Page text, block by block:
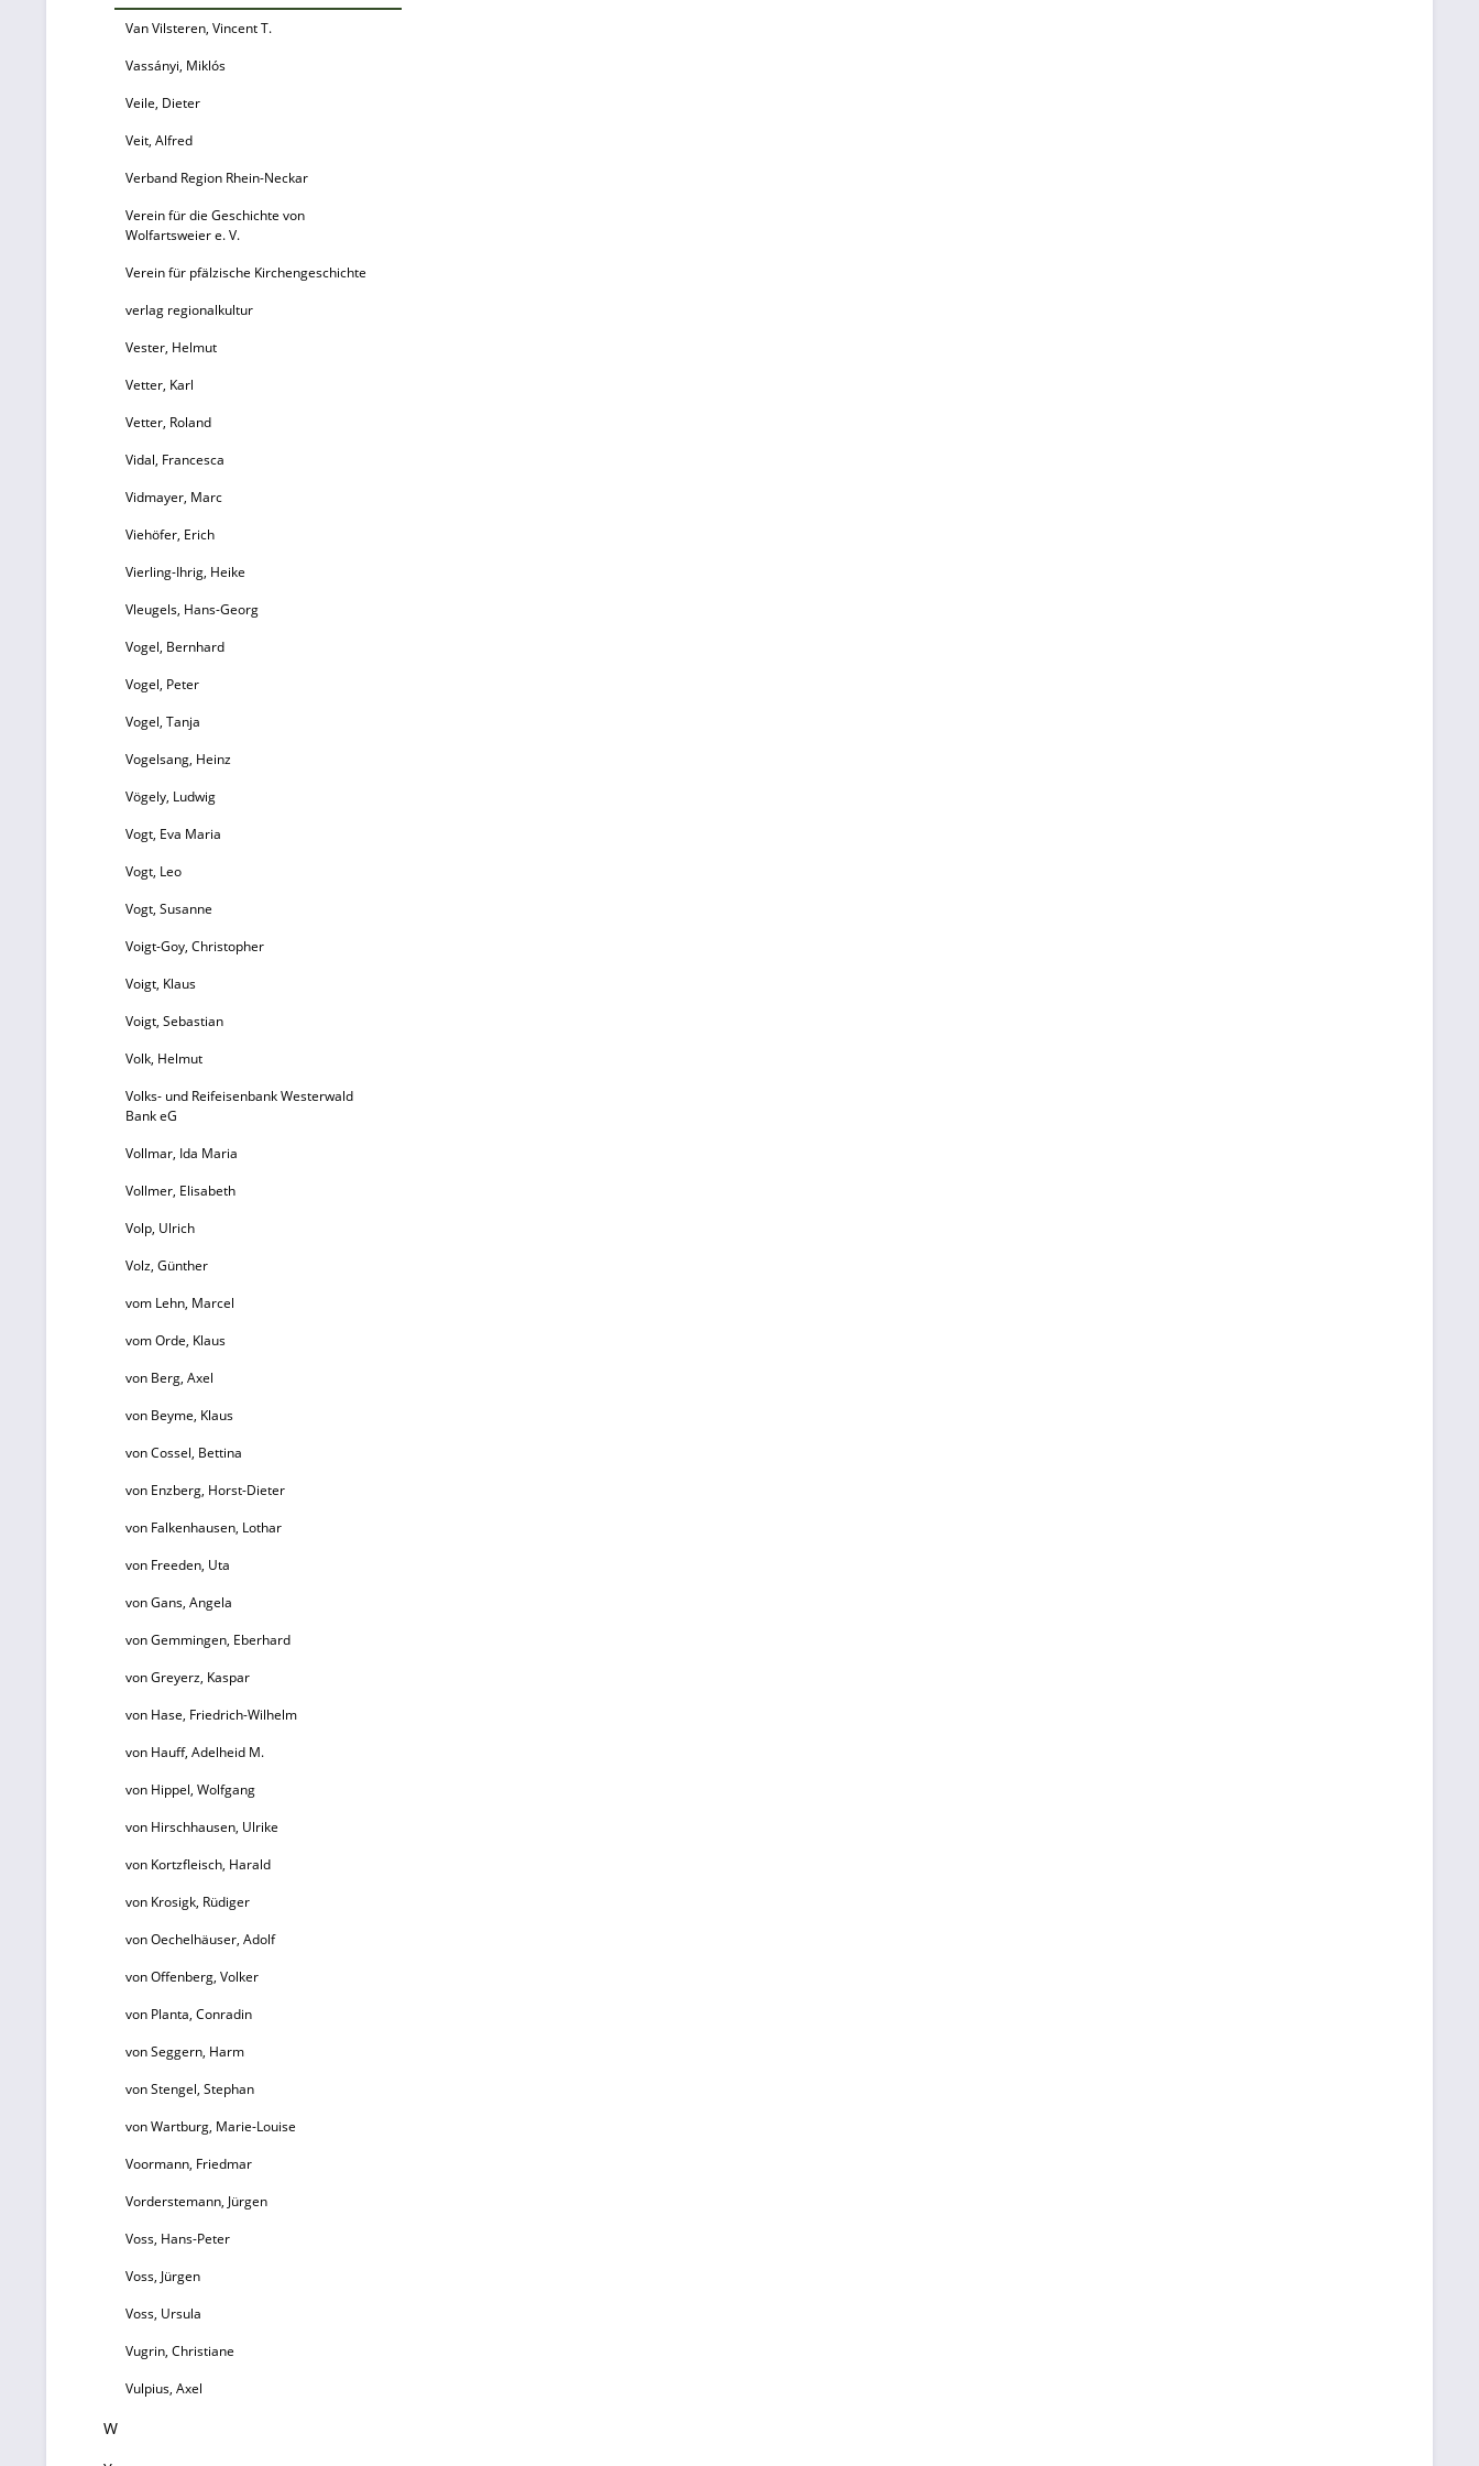
Van Vilsteren, Vincent T.
Vassányi, Miklós
Veile, Dieter
Veit, Alfred
Verband Region Rhein-Neckar
Verein für die Geschichte von
Wolfartsweier e. V.
Verein für pfälzische Kirchengeschichte
verlag regionalkultur
Vester, Helmut
Vetter, Karl
Vetter, Roland
Vidal, Francesca
Vidmayer, Marc
Viehöfer, Erich
Vierling-Ihrig, Heike
Vleugels, Hans-Georg
Vogel, Bernhard
Vogel, Peter
Vogel, Tanja
Vogelsang, Heinz
Vögely, Ludwig
Vogt, Eva Maria
Vogt, Leo
Vogt, Susanne
Voigt-Goy, Christopher
Voigt, Klaus
Voigt, Sebastian
Volk, Helmut
Volks- und Reifeisenbank Westerwald
Bank eG
Vollmar, Ida Maria
Vollmer, Elisabeth
Volp, Ulrich
Volz, Günther
vom Lehn, Marcel
vom Orde, Klaus
von Berg, Axel
von Beyme, Klaus
von Cossel, Bettina
von Enzberg, Horst-Dieter
von Falkenhausen, Lothar
von Freeden, Uta
von Gans, Angela
von Gemmingen, Eberhard
von Greyerz, Kaspar
von Hase, Friedrich-Wilhelm
von Hauff, Adelheid M.
von Hippel, Wolfgang
von Hirschhausen, Ulrike
von Kortzfleisch, Harald
von Krosigk, Rüdiger
von Oechelhäuser, Adolf
von Offenberg, Volker
von Planta, Conradin
von Seggern, Harm
von Stengel, Stephan
von Wartburg, Marie-Louise
Voormann, Friedmar
Vorderstemann, Jürgen
Voss, Hans-Peter
Voss, Jürgen
Voss, Ursula
Vugrin, Christiane
Vulpius, Axel
W